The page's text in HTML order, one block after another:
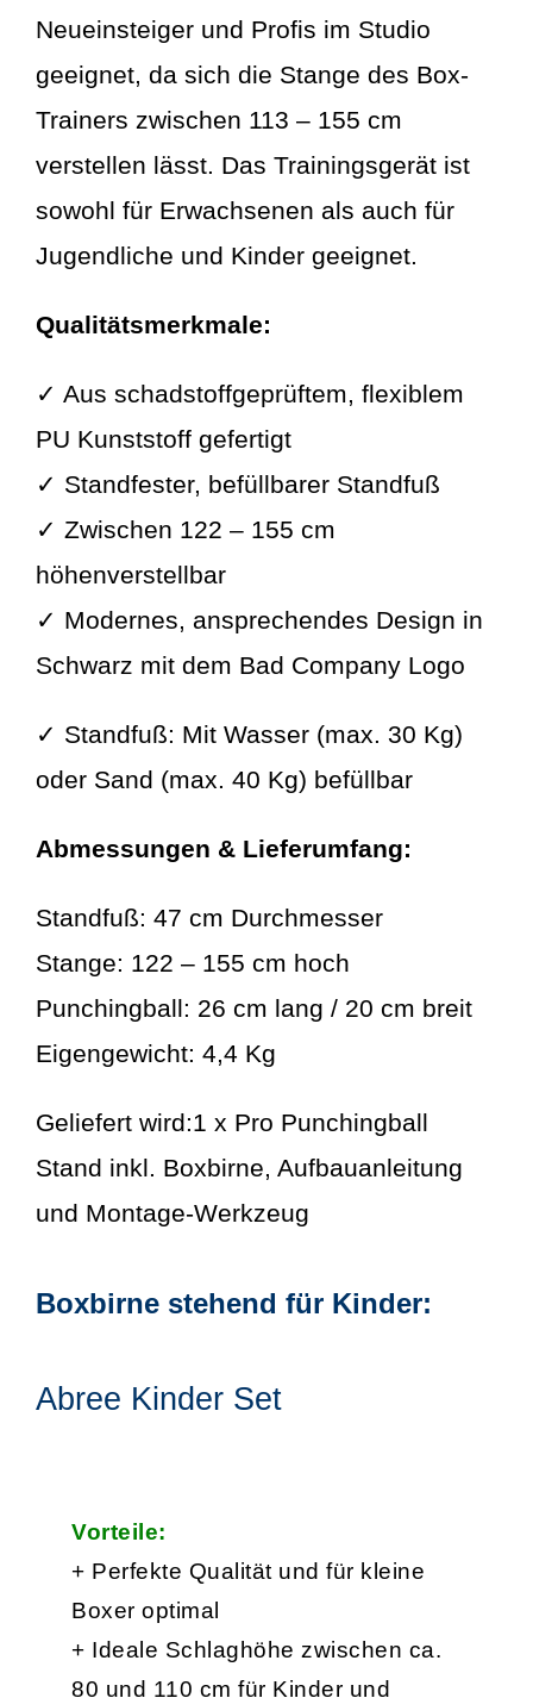
Neueinsteiger und Profis im Studio
geeignet, da sich die Stange des Box-
Trainers zwischen 113 – 155 cm
verstellen lässt. Das Trainingsgerät ist
sowohl für Erwachsenen als auch für
Jugendliche und Kinder geeignet.
Qualitätsmerkmale:
✓ Aus schadstoffgeprüftem, flexiblem
PU Kunststoff gefertigt
✓ Standfester, befüllbarer Standfuß
✓ Zwischen 122 – 155 cm
höhenverstellbar
✓ Modernes, ansprechendes Design in
Schwarz mit dem Bad Company Logo
✓ Standfuß: Mit Wasser (max. 30 Kg)
oder Sand (max. 40 Kg) befüllbar
Abmessungen & Lieferumfang:
Standfuß: 47 cm Durchmesser
Stange: 122 – 155 cm hoch
Punchingball: 26 cm lang / 20 cm breit
Eigengewicht: 4,4 Kg
Geliefert wird:1 x Pro Punchingball
Stand inkl. Boxbirne, Aufbauanleitung
und Montage-Werkzeug
Boxbirne stehend für Kinder:
Abree Kinder Set
Vorteile:
+ Perfekte Qualität und für kleine
Boxer optimal
+ Ideale Schlaghöhe zwischen ca.
80 und 110 cm für Kinder und